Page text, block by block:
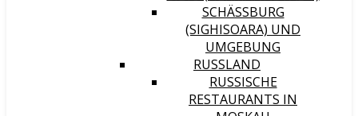
SCHÄSSBURG (
SIGHISOARA) UND U
MGEBUNG
RUSSLAND
RUSSISCHE
RESTAURANTS IN